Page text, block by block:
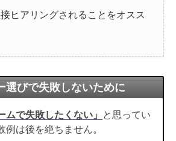
ヒアリングされることをオスス
選びで失敗しないために
ムで失敗したくない」
と思ってい
例は後を絶ちません。